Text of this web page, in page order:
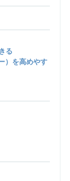
る
）を高めやす